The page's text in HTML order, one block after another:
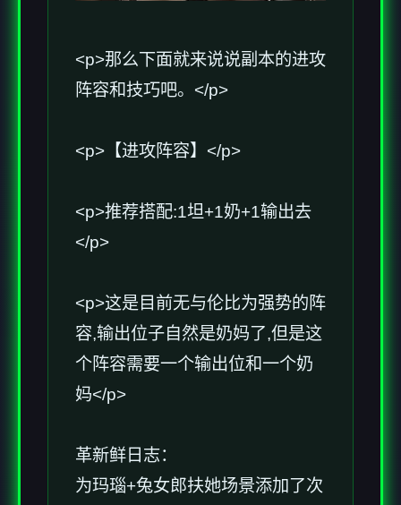
<p>那么下面就来说说副本的进攻
阵容和技巧吧。</p>
<p>【进攻阵容】</p>
<p>推荐搭配:1坦+1奶+1输出去
</p>
<p>这是目前无与伦比为强势的阵
容,输出位子自然是奶妈了,但是这
个阵容需要一个输出位和一个奶
妈</p>
革新鲜日志：
为玛瑙+兔女郎扶她场景添加了次